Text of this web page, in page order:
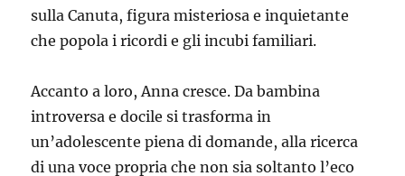
sulla Canuta, figura misteriosa e inquietante
che popola i ricordi e gli incubi familiari.
Accanto a loro, Anna cresce. Da bambina
introversa e docile si trasforma in
un’adolescente piena di domande, alla ricerca
di una voce propria che non sia soltanto l’eco